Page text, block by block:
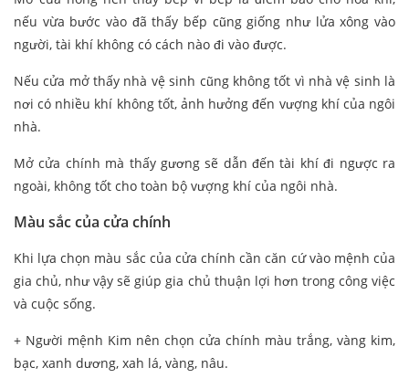
nếu vừa bước vào đã thấy bếp cũng giống như lửa xông vào
người, tài khí không có cách nào đi vào được.
Nếu cửa mở thấy nhà vệ sinh cũng không tốt vì nhà vệ sinh là
nơi có nhiều khí không tốt, ảnh hưởng đến vượng khí của ngôi
nhà.
Mở cửa chính mà thấy gương sẽ dẫn đến tài khí đi ngược ra
ngoài, không tốt cho toàn bộ vượng khí của ngôi nhà.
Màu sắc của cửa chính
Khi lựa chọn màu sắc của cửa chính cần căn cứ vào mệnh của
gia chủ, như vậy sẽ giúp gia chủ thuận lợi hơn trong công việc
và cuộc sống.
+ Người mệnh Kim nên chọn cửa chính màu trắng, vàng kim,
bạc, xanh dương, xah lá, vàng, nâu.